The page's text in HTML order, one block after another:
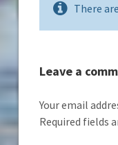
There
Leave a
Your email
Required fields